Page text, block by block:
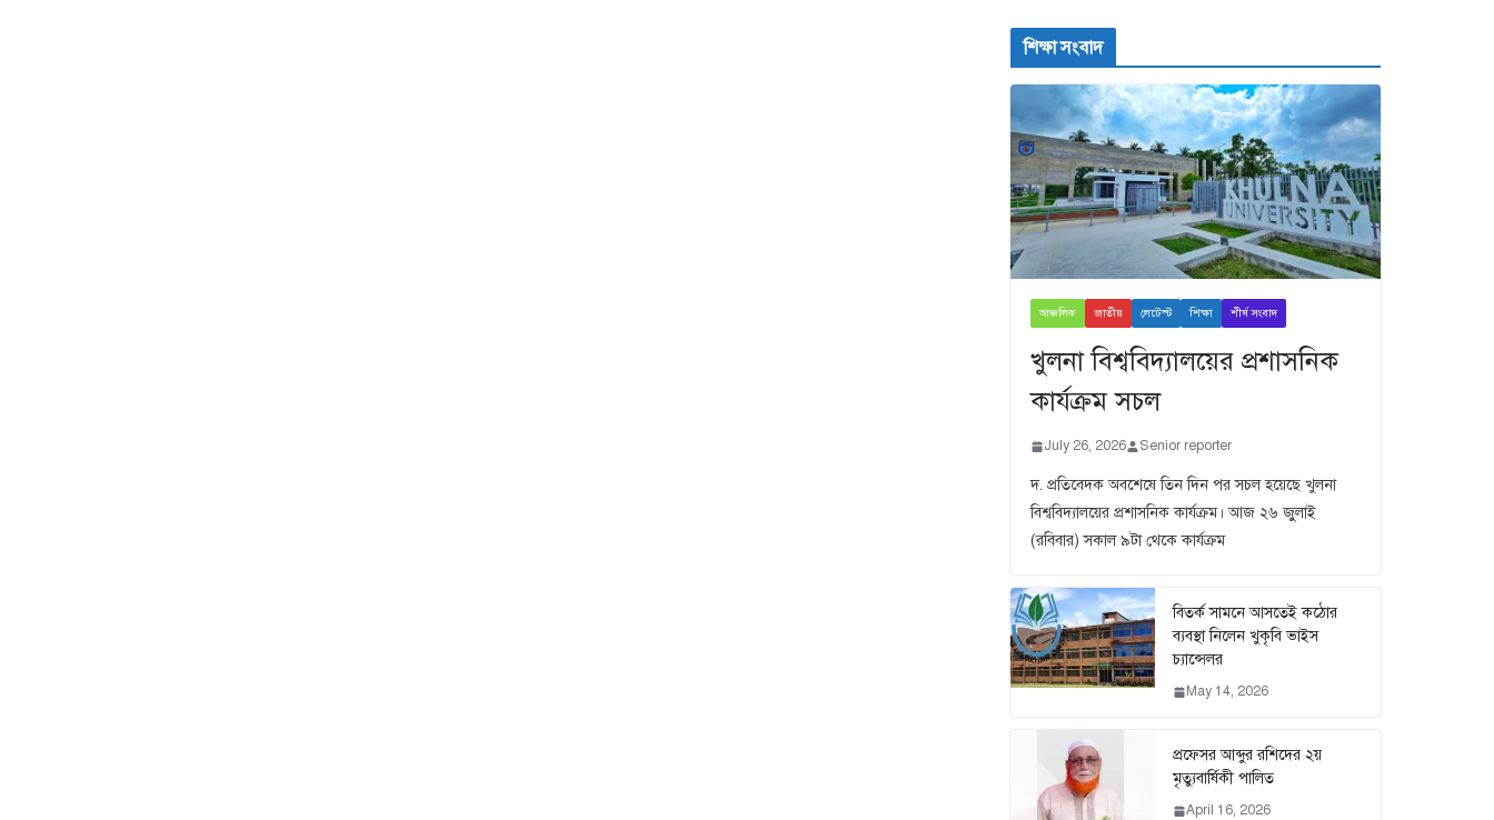
শিক্ষা সংবাদ
আঞ্চলিক জাতীয় লেটেস্ট শিক্ষা শীর্ষ সংবাদ
খুলনা বিশ্ববিদ্যালয়ের প্রশাসনিক
কার্যক্রম সচল
July 26, 2026 Senior reporter
দ. প্রতিবেদক অবশেষে তিন দিন পর সচল হয়েছে খুলনা
বিশ্ববিদ্যালয়ের প্রশাসনিক কার্যক্রম। আজ ২৬ জুুলাই
(রবিবার) সকাল ৯টা থেকে কার্যক্রম
বিতর্ক সামনে আসতেই কঠোর
ব্যবস্থা নিলেন খুকৃবি ভাইস
চ্যান্সেলর
May 14, 2026
প্রফেসর আব্দুর রশিদের ২য়
মৃত্যুবার্ষিকী পালিত
April 16, 2026